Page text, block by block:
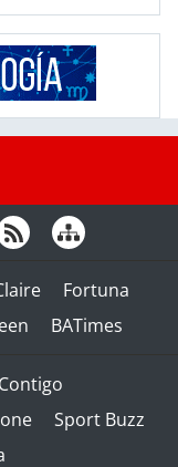
Fortuna
BATimes
Contigo
Sport Buzz